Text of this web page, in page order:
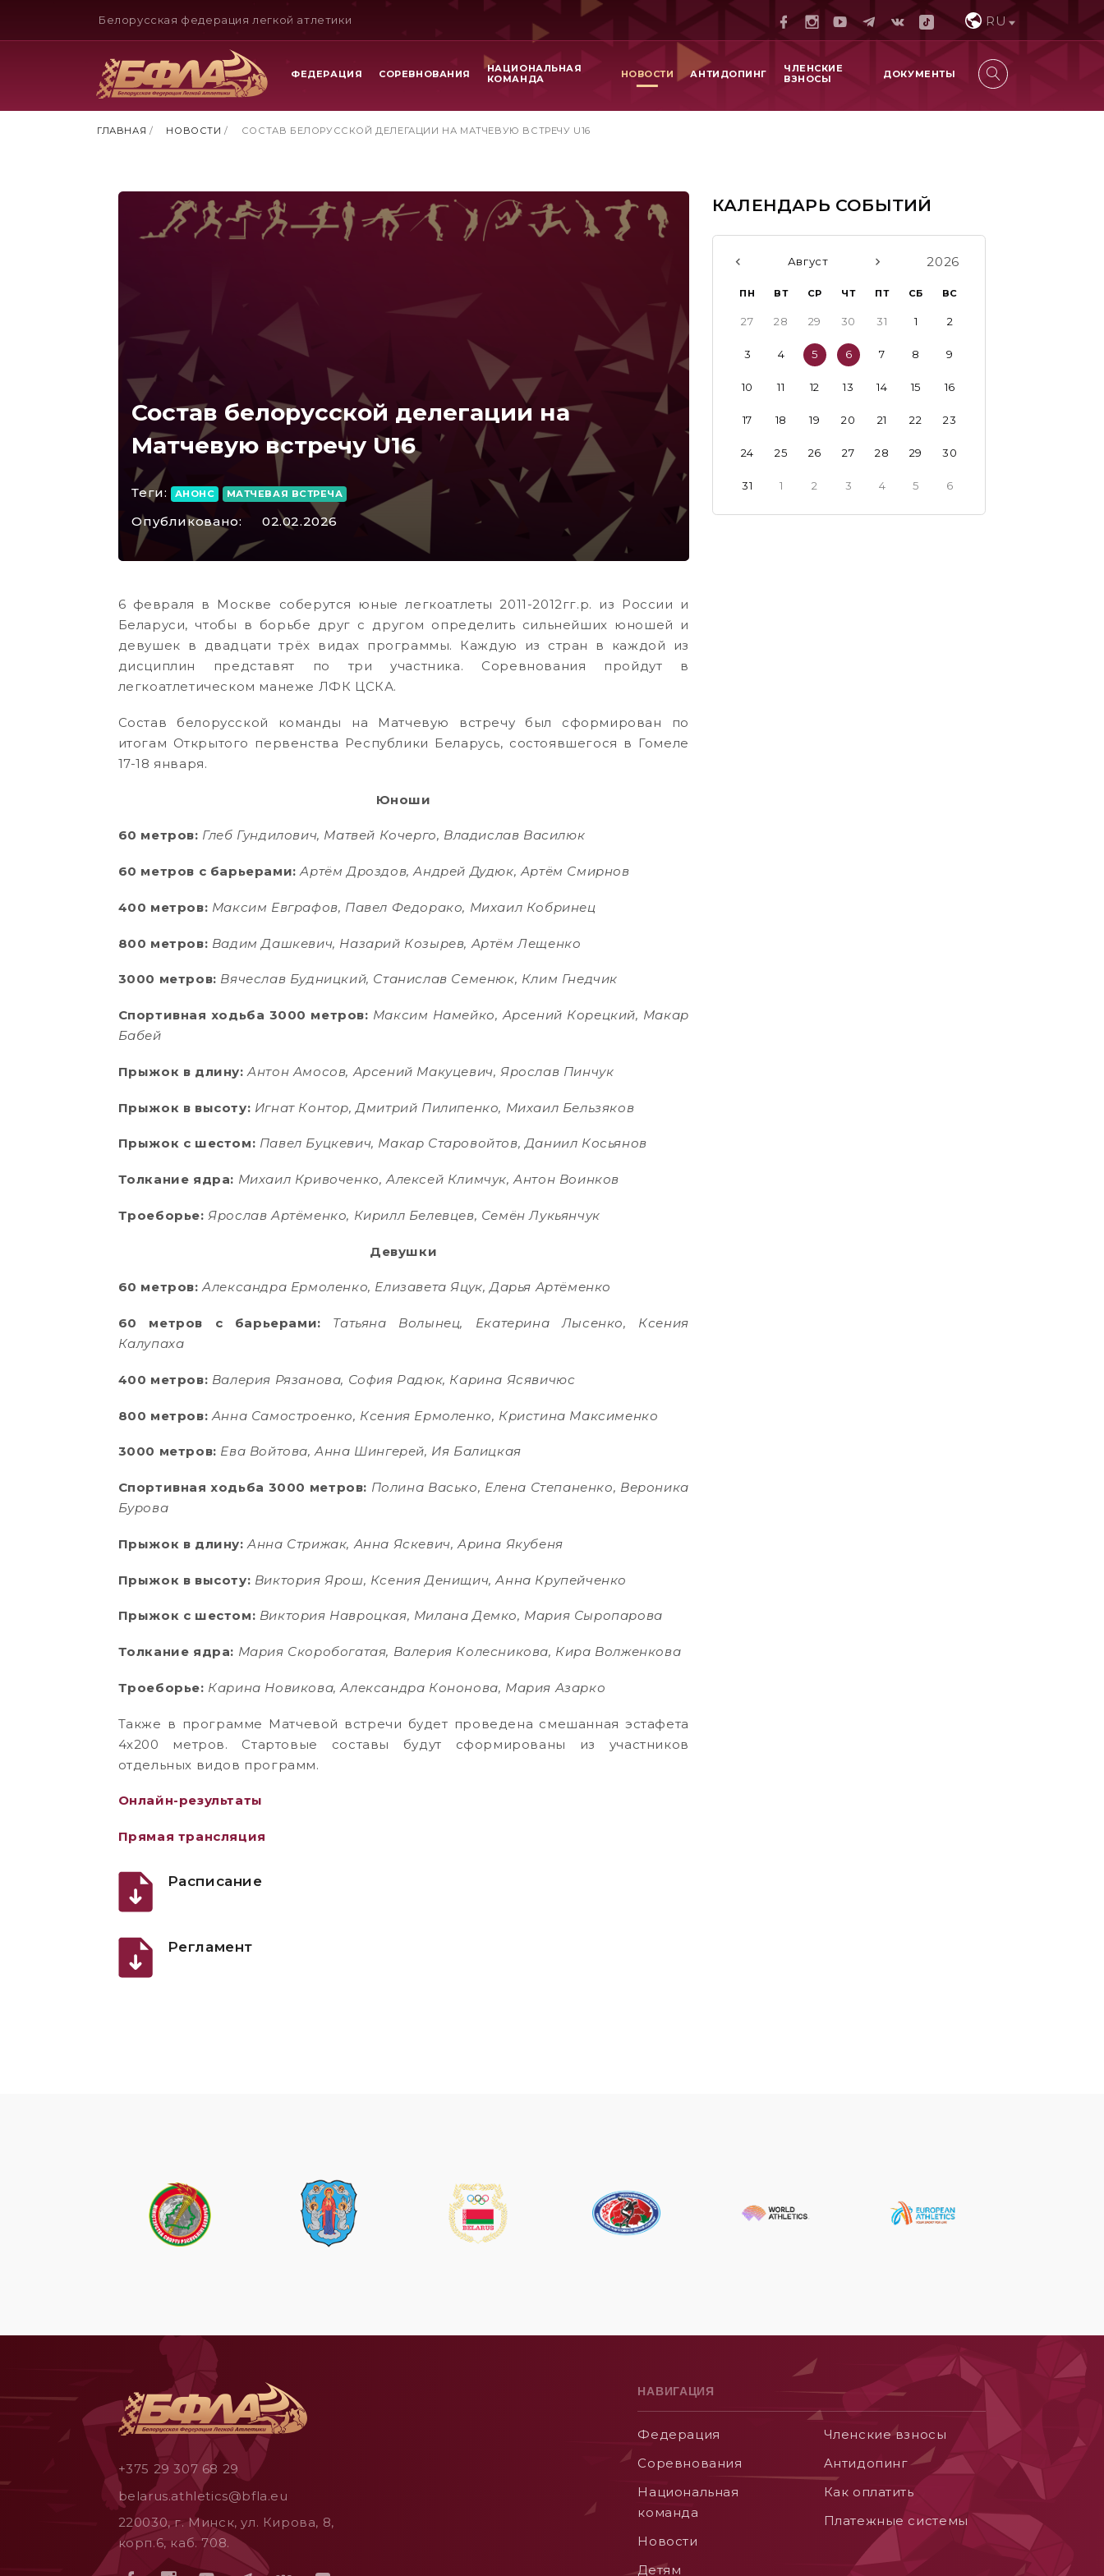
Белорусская федерация легкой атлетики RU
ФЕДЕРАЦИЯ СОРЕВНОВАНИЯ
НАЦИОНАЛЬНАЯ
КОМАНДА
НОВОСТИ АНТИДОПИНГ
ЧЛЕНСКИЕ
ВЗНОСЫ
ДОКУМЕНТЫ
ГЛАВНАЯ / НОВОСТИ / СОСТАВ БЕЛОРУССКОЙ ДЕЛЕГАЦИИ НА МАТЧЕВУЮ ВСТРЕЧУ U16
Состав белорусской делегации на
Матчевую встречу U16
Теги: АНОНС МАТЧЕВАЯ ВСТРЕЧА
Опубликовано: 02.02.2026
6 февраля в Москве соберутся юные легкоатлеты 2011-2012гг.р. из России и
Беларуси, чтобы в борьбе друг с другом определить сильнейших юношей и
девушек в двадцати трёх видах программы. Каждую из стран в каждой из
дисциплин представят по три участника. Соревнования пройдут в
легкоатлетическом манеже ЛФК ЦСКА.
Состав белорусской команды на Матчевую встречу был сформирован по
итогам Открытого первенства Республики Беларусь, состоявшегося в Гомеле
17-18 января.
Юноши
60 метров: Глеб Гундилович, Матвей Кочерго, Владислав Василюк
60 метров с барьерами: Артём Дроздов, Андрей Дудюк, Артём Смирнов
400 метров: Максим Евграфов, Павел Федорако, Михаил Кобринец
800 метров: Вадим Дашкевич, Назарий Козырев, Артём Лещенко
3000 метров: Вячеслав Будницкий, Станислав Семенюк, Клим Гнедчик
Спортивная ходьба 3000 метров: Максим Намейко, Арсений Корецкий, Макар
Бабей
Прыжок в длину:Антон Амосов, Арсений Макуцевич, Ярослав Пинчук
Прыжок в высоту: Игнат Контор, Дмитрий Пилипенко, Михаил Бельзяков
Прыжок с шестом: Павел Буцкевич, Макар Старовойтов, Даниил Косьянов
Толкание ядра: Михаил Кривоченко, Алексей Климчук, Антон Воинков
Троеборье: Ярослав Артёменко, Кирилл Белевцев, Семён Лукьянчук
Девушки
60 метров: Александра Ермоленко, Елизавета Яцук, Дарья Артёменко
60 метров с барьерами:
Татьяна Волынец, Екатерина Лысенко, Ксения
Калупаха
400 метров: Валерия Рязанова, София Радюк, Карина Ясявичюс
800 метров: Анна Самостроенко, Ксения Ермоленко, Кристина Максименко
3000 метров: Ева Войтова, Анна Шингерей, Ия Балицкая
Спортивная ходьба 3000 метров: Полина Васько, Елена Степаненко, Вероника
Бурова
Прыжок в длину: Анна Стрижак, Анна Яскевич, Арина Якубеня
Прыжок в высоту: Виктория Ярош, Ксения Денищич, Анна Крупейченко
Прыжок с шестом: Виктория Навроцкая, Милана Демко, Мария Сыропарова
Толкание ядра: Мария Скоробогатая, Валерия Колесникова, Кира Волженкова
Троеборье: Карина Новикова, Александра Кононова, Мария Азарко
Также в программе Матчевой встречи будет проведена смешанная эстафета
4х200 метров. Стартовые составы будут сформированы из участников
отдельных видов программ.
Онлайн-результаты
Прямая трансляция
Расписание
Регламент
КАЛЕНДАРЬ СОБЫТИЙ
Август 2026
ПН ВТ СР ЧТ ПТ СБ ВС
27 28 29 30 31 1 2
3 4 5 6 7 8 9
10 11 12 13 14 15 16
17 18 19 20 21 22 23
24 25 26 27 28 29 30
31 1 2 3 4 5 6
+375 29 307 68 29
belarus.athletics@bfla.eu
220030, г. Минск, ул. Кирова, 8,
корп.6, каб. 708.
НАВИГАЦИЯ
Федерация
Соревнования
Национальная
команда
Новости
Детям
Членские взносы
Aнтидопинг
Как оплатить
Платежные системы